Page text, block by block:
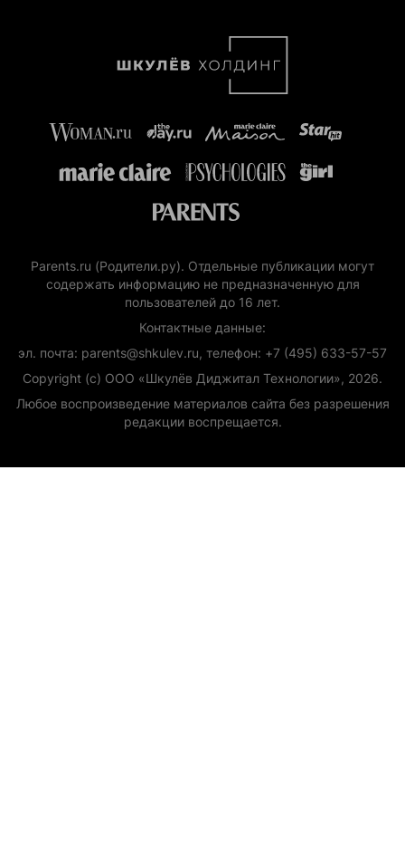
Parents.ru (Родители.ру). Отдельные публикации могут
содержать информацию не предназначенную для
пользователей до 16 лет.
Контактные данные:
эл. почта: parents@shkulev.ru, телефон: +7 (495) 633-57-57
Copyright (с) ООО «Шкулёв Диджитал Технологии», 2026.
Любое воспроизведение материалов сайта без разрешения
редакции воспрещается.